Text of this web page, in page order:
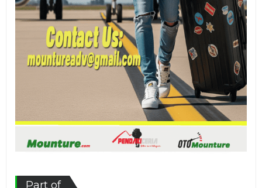
Part of